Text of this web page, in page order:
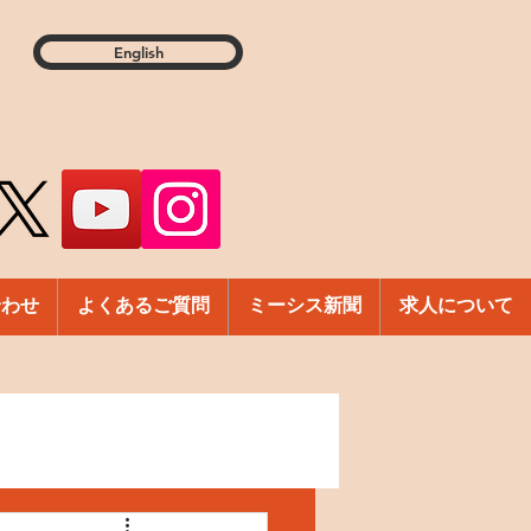
English
せ よくあるご質問 ミーシス新聞 求人について